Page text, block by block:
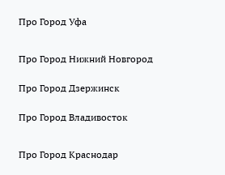
Про Город Уфа
Про Город Нижний Новгород
Про Город Дзержинск
Про Город Владивосток
Про Город Краснодар